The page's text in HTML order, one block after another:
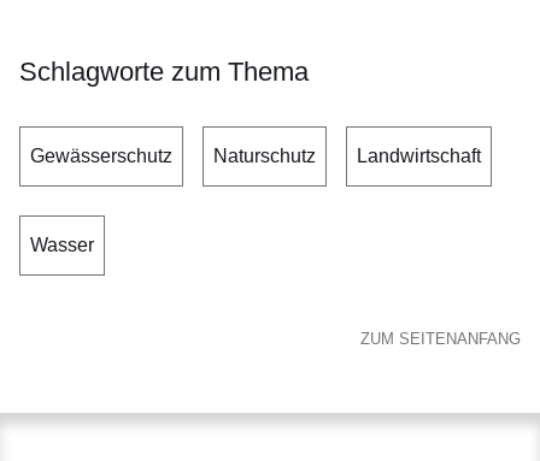
Schlagworte zum Thema
Gewässerschutz Naturschutz Landwirtschaft
Wasser
ZUM SEITENANFANG